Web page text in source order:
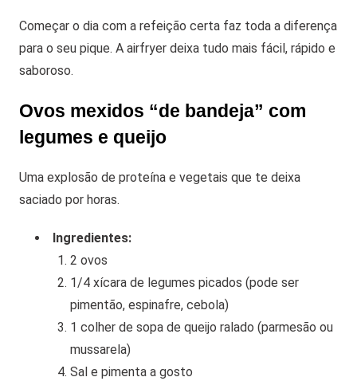
Começar o dia com a refeição certa faz toda a diferença
para o seu pique. A airfryer deixa tudo mais fácil, rápido e
saboroso.
Ovos mexidos “de bandeja” com
legumes e queijo
Uma explosão de proteína e vegetais que te deixa
saciado por horas.
Ingredientes:
2 ovos
1/4 xícara de legumes picados (pode ser
pimentão, espinafre, cebola)
1 colher de sopa de queijo ralado (parmesão ou
mussarela)
Sal e pimenta a gosto